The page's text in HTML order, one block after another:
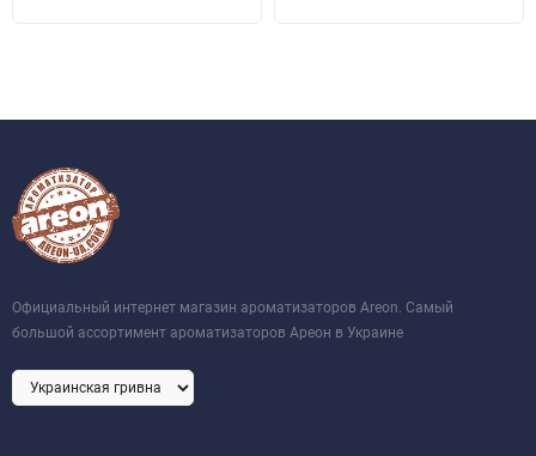
Официальный интернет магазин ароматизаторов Areon. Самый
большой ассортимент ароматизаторов Ареон в Украине